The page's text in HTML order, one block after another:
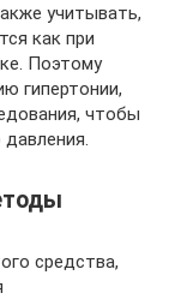
учитывать,
как при
Поэтому
гипертонии,
чтобы
средства,